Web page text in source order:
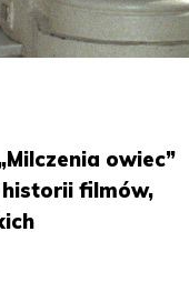
owiec”
historii filmów,